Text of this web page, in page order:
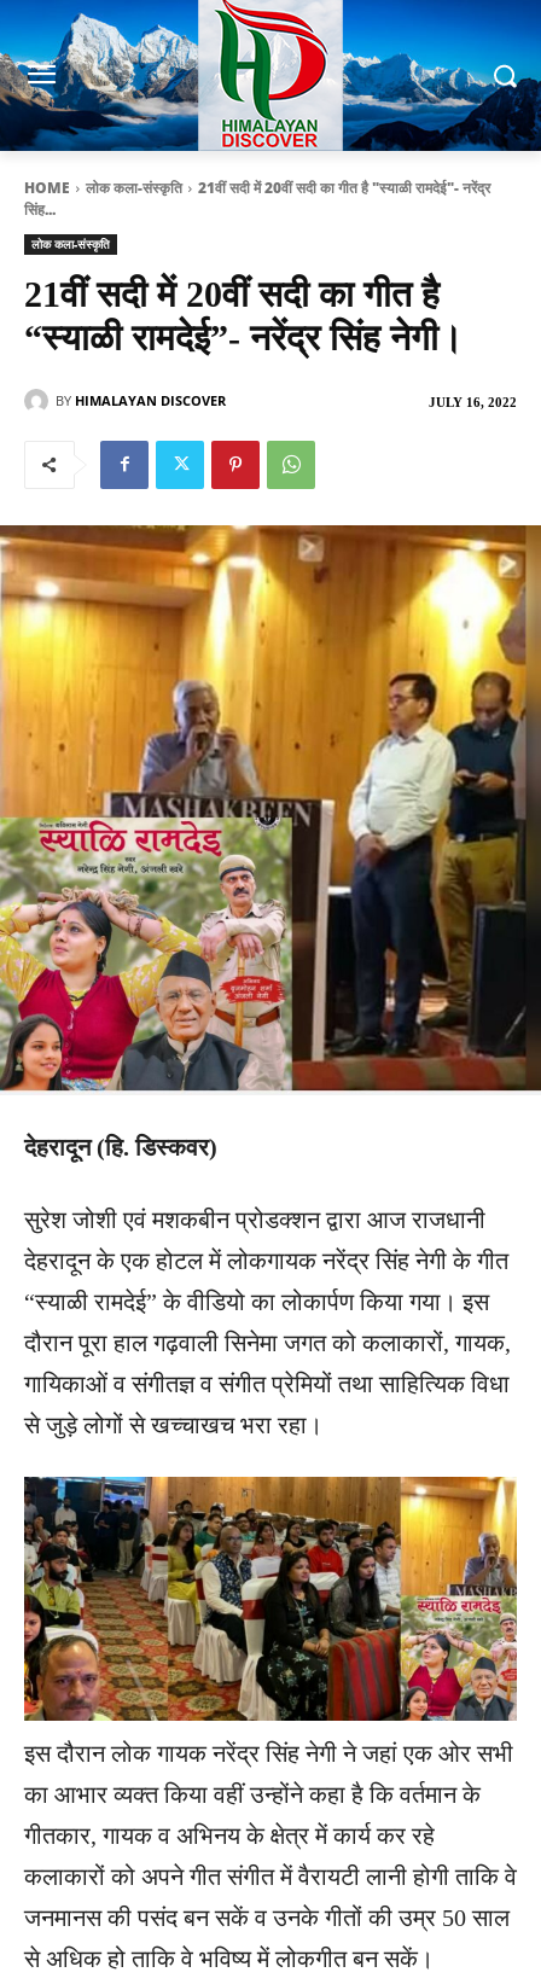
HOME लोक कला-संस्कृति
21वीं सदी में 20वीं सदी का गीत है "स्याळी रामदेई"- नरेंद्र
सिंह...
लोक कला-संस्कृति
21वीं सदी में 20वीं सदी का गीत है
“स्याळी रामदेई”- नरेंद्र सिंह नेगी।
JULY 16, 2022
BY HIMALAYAN DISCOVER
देहरादून (हि. डिस्कवर)
सुरेश जोशी एवं मशकबीन प्रोडक्शन द्वारा आज राजधानी
देहरादून के एक होटल में लोकगायक नरेंद्र सिंह नेगी के गीत
“स्याळी रामदेई” के वीडियो का लोकार्पण किया गया। इस
दौरान पूरा हाल गढ़वाली सिनेमा जगत को कलाकारों, गायक,
गायिकाओं व संगीतज्ञ व संगीत प्रेमियों तथा साहित्यिक विधा
से जुड़े लोगों से खच्चाखच भरा रहा।
इस दौरान लोक गायक नरेंद्र सिंह नेगी ने जहां एक ओर सभी
का आभार व्यक्त किया वहीं उन्होंने कहा है कि वर्तमान के
गीतकार, गायक व अभिनय के क्षेत्र में कार्य कर रहे
कलाकारों को अपने गीत संगीत में वैरायटी लानी होगी ताकि वे
जनमानस की पसंद बन सकें व उनके गीतों की उम्र 50 साल
से अधिक हो ताकि वे भविष्य में लोकगीत बन सकें।